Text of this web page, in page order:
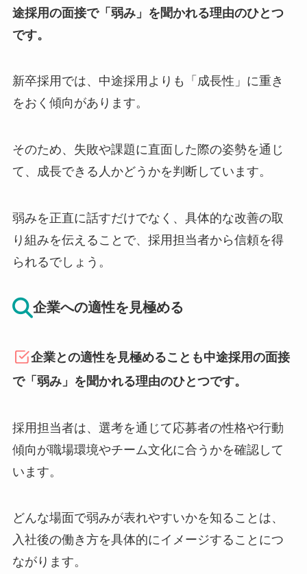
途採用の面接で「弱み」を聞かれる理由のひとつ
です。
新卒採用では、中途採用よりも「成長性」に重き
をおく傾向があります。
そのため、失敗や課題に直面した際の姿勢を通じ
て、成長できる人かどうかを判断しています。
弱みを正直に話すだけでなく、具体的な改善の取
り組みを伝えることで、採用担当者から信頼を得
られるでしょう。
企業への適性を見極める
企業との適性を見極めることも中途採用の面接
で「弱み」を聞かれる理由のひとつです。
採用担当者は、選考を通じて応募者の性格や行動
傾向が職場環境やチーム文化に合うかを確認して
います。
どんな場面で弱みが表れやすいかを知ることは、
入社後の働き方を具体的にイメージすることにつ
ながります。